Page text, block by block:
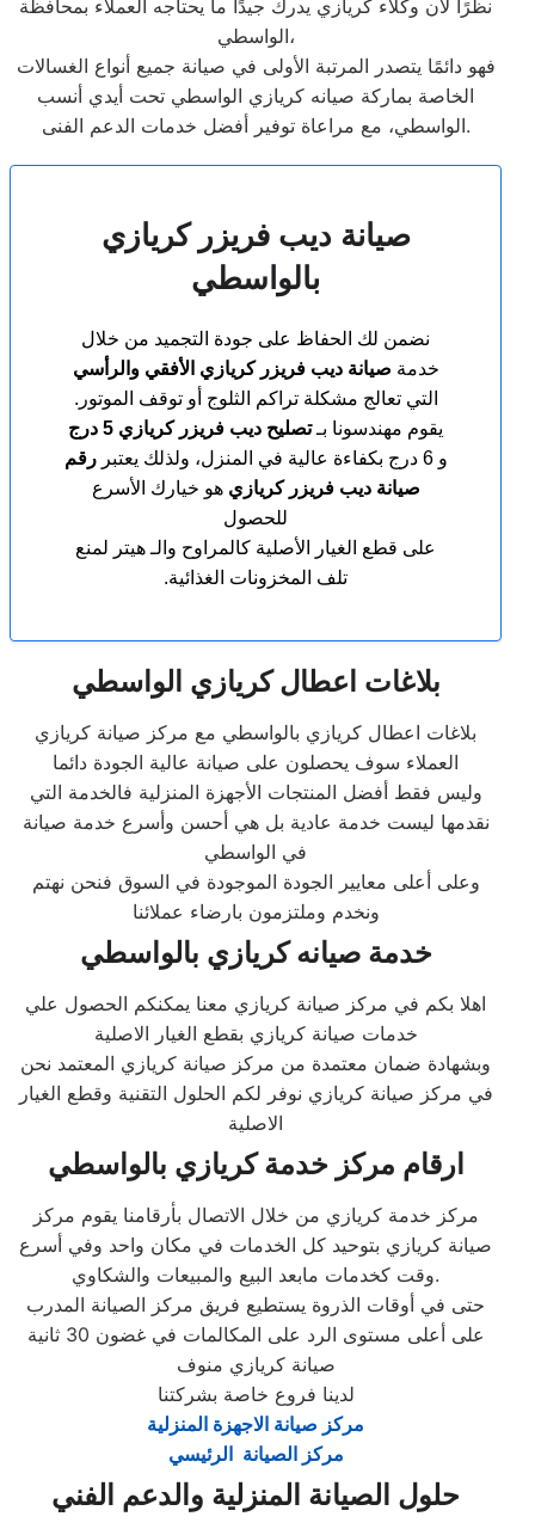
نظرًا لأن وكلاء كريازي يدرك جيدًا ما يحتاجه العملاء بمحافظة
الواسطي،
فهو دائمًا يتصدر المرتبة الأولى في صيانة جميع أنواع الغسالات
الخاصة بماركة صيانه كريازي الواسطي تحت أيدي أنسب
الواسطي، مع مراعاة توفير أفضل خدمات الدعم الفنى.
صيانة ديب فريزر كريازي
بالواسطي
نضمن لك الحفاظ على جودة التجميد من خلال
خدمة صيانة ديب فريزر كريازي الأفقي والرأسي
التي تعالج مشكلة تراكم الثلوج أو توقف الموتور.
يقوم مهندسونا بـتصليح ديب فريزر كريازي 5 درج
و 6 درج بكفاءة عالية في المنزل، ولذلك يعتبر
رقم
صيانة ديب فريزر كريازي هو خيارك الأسرع
للحصول
على قطع الغيار الأصلية كالمراوح والـ هيتر لمنع
تلف المخزونات الغذائية.
بلاغات اعطال كريازي الواسطي
بلاغات اعطال كريازي بالواسطي مع مركز صيانة كريازي
العملاء سوف يحصلون على صيانة عالية الجودة دائما
وليس فقط أفضل المنتجات الأجهزة المنزلية فالخدمة التي
نقدمها ليست خدمة عادية بل هي أحسن وأسرع خدمة صيانة
في الواسطي
وعلى أعلى معايير الجودة الموجودة في السوق فنحن نهتم
ونخدم وملتزمون بارضاء عملائنا
خدمة صيانه كريازي بالواسطي
اهلا بكم في مركز صيانة كريازي معنا يمكنكم الحصول علي
خدمات صيانة كريازي بقطع الغيار الاصلية
وبشهادة ضمان معتمدة من مركز صيانة كريازي المعتمد نحن
في مركز صيانة كريازي نوفر لكم الحلول التقنية وقطع الغيار
الاصلية
ارقام مركز خدمة كريازي بالواسطي
مركز خدمة كريازي من خلال الاتصال بأرقامنا يقوم مركز
صيانة كريازي بتوحيد كل الخدمات في مكان واحد وفي أسرع
وقت كخدمات مابعد البيع والمبيعات والشكاوي.
حتى في أوقات الذروة يستطيع فريق مركز الصيانة المدرب
على أعلى مستوى الرد على المكالمات في غضون 30 ثانية
صيانة كريازي منوف
لدينا فروع خاصة بشركتنا
مركز صيانة الاجهزة المنزلية
مركز الصيانة الرئيسي
حلول الصيانة المنزلية والدعم الفني